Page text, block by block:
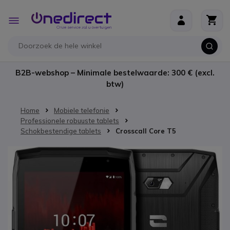
Toggle
Nav
B2B-webshop – Minimale bestelwaarde: 300 € (excl.
btw)
Home
Mobiele telefonie
Professionele robuuste tablets
Schokbestendige tablets
Crosscall Core T5
Ga naar het einde van de afbeeldingen-gallerij